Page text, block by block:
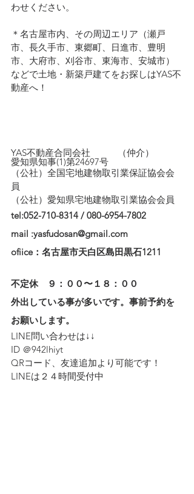
わせください。
＊名古屋市内、その周辺エリア（瀬戸
市、長久手市、東郷町、日進市、豊明
市、大府市、刈谷市、東海市、安城市）
などで土地・新築戸建てをお探しはYAS不
動産へ！
YAS不動産合同会社　　　（仲介）
愛知県知事(1)第24697号
（公社）全国宅地建物取引業保証協会会
員
（公社）愛知県宅地建物取引業協会会員
tel:052-710-8314 / 080-6954-7802
mail :yasfudosan@gmail.com
ofiice：名古屋市天白区島田黒石1211
不定休　９：００〜１８：００
外出している事が多いです。事前予約を
お願いします。
LINE問い合わせは↓↓
ID ＠942lhiyt
QRコード、友達追加より可能です！
LINEは２４時間受付中